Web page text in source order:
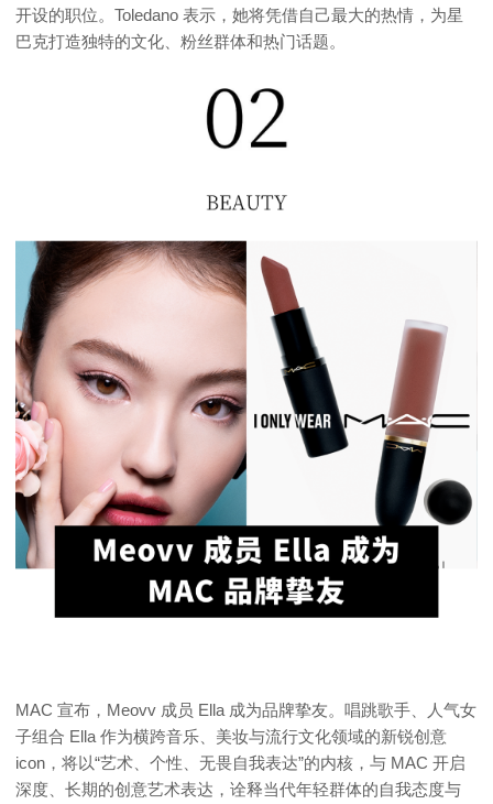
开设的职位。Toledano 表示，她将凭借自己最大的热情，为星
巴克打造独特的文化、粉丝群体和热门话题。
MAC 宣布，Meovv 成员 Ella 成为品牌挚友。唱跳歌手、人气女
子组合 Ella 作为横跨音乐、美妆与流行文化领域的新锐创意
icon，将以“艺术、个性、无畏自我表达”的内核，与 MAC 开启
深度、长期的创意艺术表达，诠释当代年轻群体的自我态度与